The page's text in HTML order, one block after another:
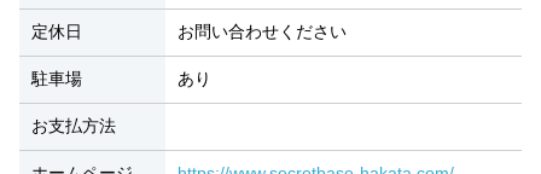
定休日 お問い合わせください
駐車場 あり
お支払方法